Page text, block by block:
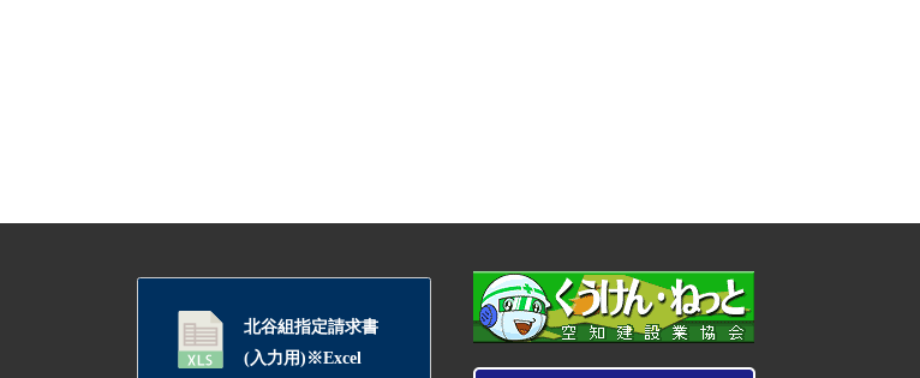
北谷組指定請求書
(入力用)※Excel